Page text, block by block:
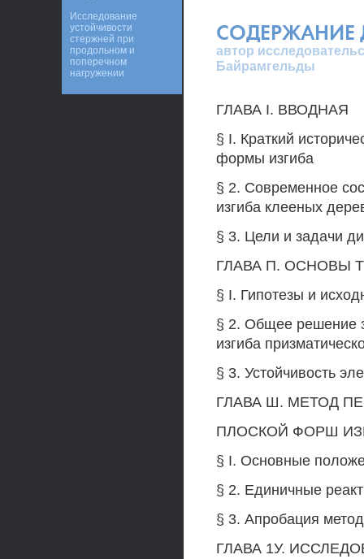
СОДЕРЖАНИЕ
автор
Байрамгельды
ГЛАВА I. ВВОДНАЯ
§ I. Краткий
формы изгиба
§ 2. Современное
изгиба клееных
§ 3. Цели и задачи
ГЛАВА П. ОСНОВЫ
§ I. Гипотезы и
§ 2. Общее решение
изгиба
§ 3. Устойчивость
ГЛАВА Ш. МЕТОД
ПЛОСКОЙ ФОРШ
§ I. Основные
§ 2. Единичные
§ 3. Апробация
ГЛАВА 1У.
Исследование
устойчивости
стержней при
продольном и
поперечном
нагружении